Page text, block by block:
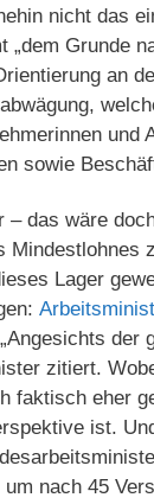
nicht das
Grunde
an
und
sowie
– das wäre
Lager
der
zitiert.
eher
ist.
nach 45